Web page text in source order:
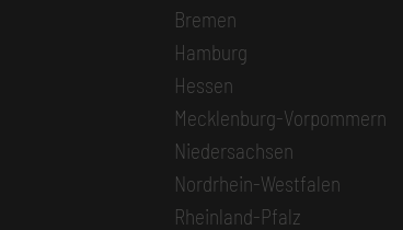
Bremen
Hamburg
Hessen
Mecklenburg-Vorpommern
Niedersachsen
Nordrhein-Westfalen
Rheinland-Pfalz